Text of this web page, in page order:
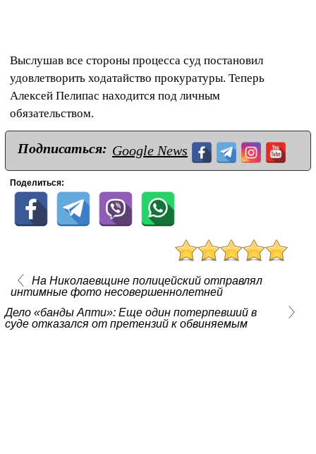
Выслушав все стороны процесса суд постановил
удовлетворить ходатайство прокуратуры. Теперь
Алексей Пелипас находится под личным
обязательством.
Подписаться: Google News
Поделиться:
На Николаевщине полицейский отправлял
интимные фото несовершеннолетней
Дело «банды Апти»: Еще один потерпевший в
суде отказался от претензий к обвиняемым